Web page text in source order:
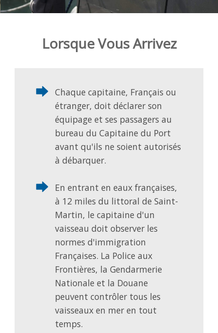
Lorsque Vous Arrivez
Chaque capitaine, Français ou
étranger, doit déclarer son
équipage et ses passagers au
bureau du Capitaine du Port
avant qu'ils ne soient autorisés
à débarquer.
En entrant en eaux françaises,
à 12 miles du littoral de Saint-
Martin, le capitaine d'un
vaisseau doit observer les
normes d'immigration
Françaises. La Police aux
Frontières, la Gendarmerie
Nationale et la Douane
peuvent contrôler tous les
vaisseaux en mer en tout
temps.